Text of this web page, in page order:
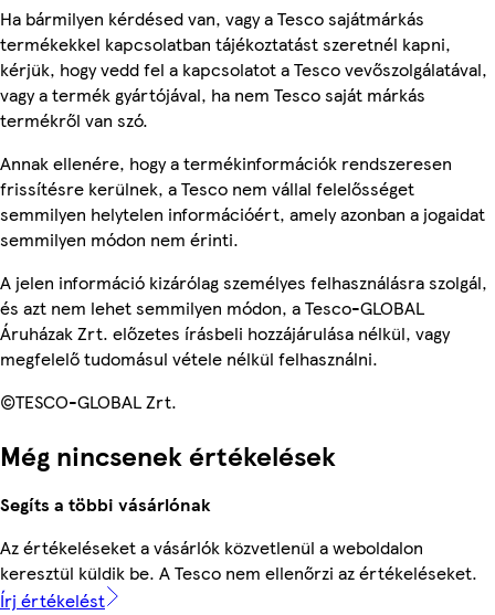
Ha bármilyen kérdésed van, vagy a Tesco sajátmárkás
termékekkel kapcsolatban tájékoztatást szeretnél kapni,
kérjük, hogy vedd fel a kapcsolatot a Tesco vevőszolgálatával,
vagy a termék gyártójával, ha nem Tesco saját márkás
termékről van szó.
Annak ellenére, hogy a termékinformációk rendszeresen
frissítésre kerülnek, a Tesco nem vállal felelősséget
semmilyen helytelen információért, amely azonban a jogaidat
semmilyen módon nem érinti.
A jelen információ kizárólag személyes felhasználásra szolgál,
és azt nem lehet semmilyen módon, a Tesco-GLOBAL
Áruházak Zrt. előzetes írásbeli hozzájárulása nélkül, vagy
megfelelő tudomásul vétele nélkül felhasználni.
©TESCO-GLOBAL Zrt.
Még nincsenek értékelések
Segíts a többi vásárlónak
Az értékeléseket a vásárlók közvetlenül a weboldalon
keresztül küldik be. A Tesco nem ellenőrzi az értékeléseket.
Írj értékelést